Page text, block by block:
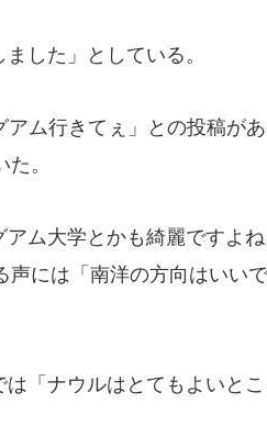
した」としている。
ム行きてぇ」との投稿が
。
ム大学とかも綺麗ですよね
声には「南洋の方向はいい
「ナウルはとてもよいと